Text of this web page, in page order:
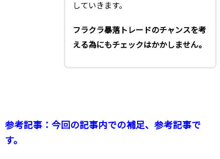
していきます。
フラクラ暴落トレードのチャンスを考
える為にもチェックはかかしません。
参考記事：今回の記事内での補足、参考記事で
す。